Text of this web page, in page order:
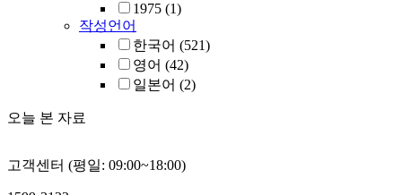
1975 (1)
작성언어
한국어 (521)
영어 (42)
일본어 (2)
오늘 본 자료
고객센터 (평일: 09:00~18:00)